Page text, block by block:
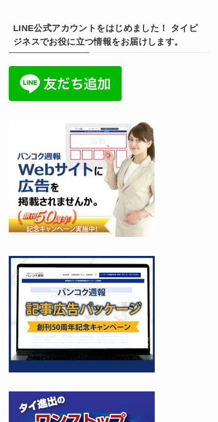
LINE公式アカウントをはじめました！ タイビ
ジネスでお役に立つ情報をお届けします。